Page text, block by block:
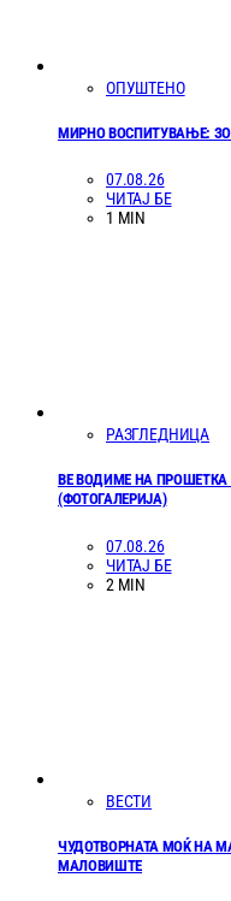
ОПУШТЕНО
МИРНО ВОСПИТУВАЊЕ:
07.08.26
ЧИТАЈ БЕ
1 MIN
РАЗГЛЕДНИЦА
ВЕ ВОДИМЕ НА ПРОШЕТКА
(ФОТОГАЛЕРИЈА)
07.08.26
ЧИТАЈ БЕ
2 MIN
ВЕСТИ
ЧУДОТВОРНАТА МОЌ НА
МАЛОВИШТЕ